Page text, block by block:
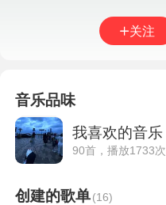
关注
音乐品味
我喜欢的音乐
90首，播放1733次
创建的歌单(16)